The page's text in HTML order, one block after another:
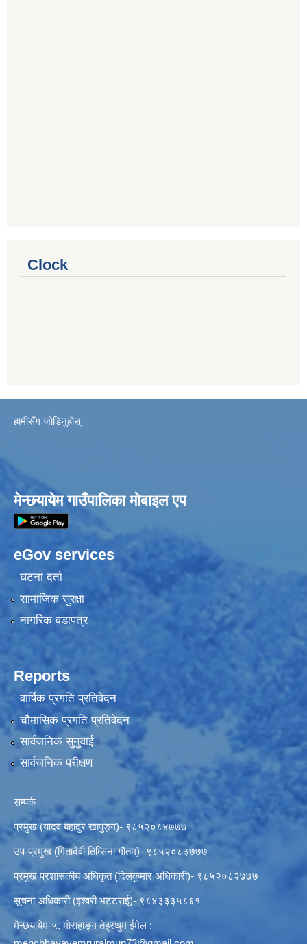
Clock
हामीसँग जाेडिनुहाेस्
मेन्छयायेम गाउँपालिका मोबाइल एप
eGov services
घटना दर्ता
सामाजिक सुरक्षा
नागरिक वडापत्र
Reports
वार्षिक प्रगति प्रतिवेदन
चौमासिक प्रगति प्रतिवेदन
सार्वजनिक सुनुवाई
सार्वजनिक परीक्षण
सम्पर्क
प्रमुख (यादव बहादुर खापुङ्ग)- ९८५२०८४७७७
उप-प्रमुख (गितादेवी तिम्सिना गाैतम)- ९८५२०८३७७७
प्रमुख प्रशासकीय अधिकृत (दिलकुमार अधिकारी)- ९८५२०८२७७७
सूचना अधिकारी (इश्वरी भट्टराई)- ९८४३३३५८६१
मेन्छयायेम-५, माेराहाङ्ग तेह्रथुम ईमेल :